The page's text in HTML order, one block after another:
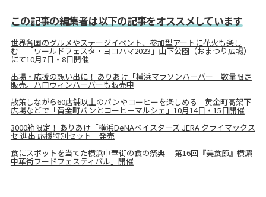
この記事の編集者は以下の記事をオススメしています
世界各国のグルメやステージイベント、参加型アートに花火も楽し
む 「ワールドフェスタ・ヨコハマ2023」山下公園（おまつり広場）
にて10月7日・8日開催
出場・応援の想い出に！ ありあけ「横浜マラソンハーバー」数量限定
販売。ハロウィンハーバーも販売中
散策しながら60店舗以上のパンやコーヒーを楽しめる 黄金町高架下
広場などで「黄金町パンとコーヒーマルシェ」10月14日・15日開催
3000箱限定！ ありあけ「横浜DeNAベイスターズ JERA クライマックス
セ 進出 応援特別セット」発売
食にスポットを当てた横浜中華街の食の祭典 「第16回『美食節』横濵
中華街フードフェスティバル」開催